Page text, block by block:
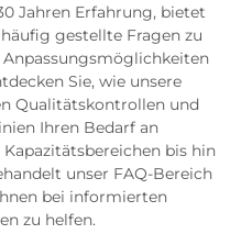
Jahren Erfahrung, bietet
gestellte Fragen zu
Sie, wie unsere
Qualitätskontrollen und
Ihren Bedarf an
bis hin
unser FAQ-Bereich
bei informierten
zu helfen.